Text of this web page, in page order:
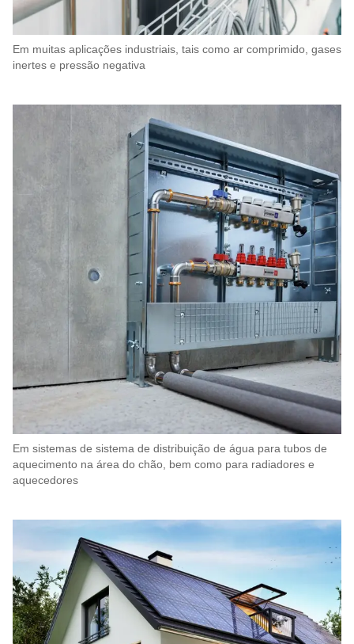
Em muitas aplicações industriais, tais como ar comprimido, gases
inertes e pressão negativa
Em sistemas de sistema de distribuição de água para tubos de
aquecimento na área do chão, bem como para radiadores e
aquecedores